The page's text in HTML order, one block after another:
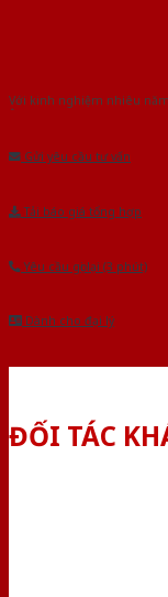
Với kinh nghiệm nhiêu
Gửi yêu cầu tư vấn
Tải báo giá tổng hợp
Yêu cầu gọi lại (3 phút)
Dành cho đại lý
ĐỐI TÁC